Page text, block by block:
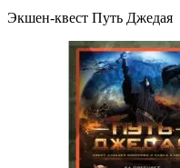
Экшен-квест Путь Джедая